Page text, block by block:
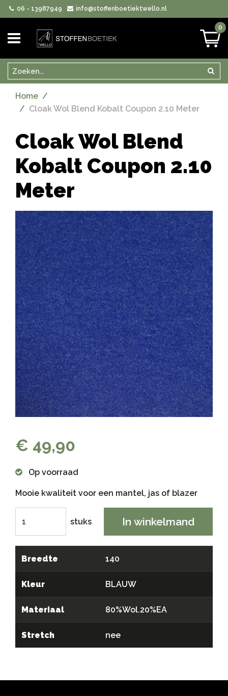
06 - 13987949 info@stoffenboetiektwello.nl
0
Zoeken
Home
Cloak Wol Blend Kobalt Coupon 2.10 Meter
Cloak Wol Blend
Kobalt Coupon 2.10
Meter
€ 49,90
Op voorraad
Mooie kwaliteit voor een mantel, jas of blazer
stuks In winkelmand
Breedte 140
Kleur BLAUW
Materiaal 80%Wol.20%EA
Stretch nee